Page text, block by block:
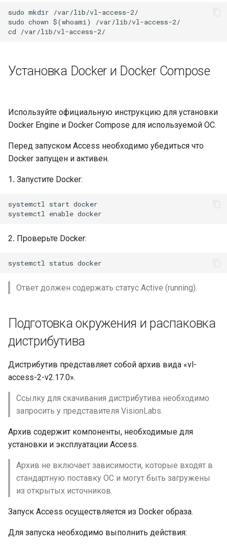
я
к
поставки
Логирование
Сервисы
СКУД Бастион
СКУД Gate
СКУД PERCo-Web
СКУД RusGuard
СКУД SALTO
СКУД Sigur
Интеграции без СКУД
Контроллеры
Пайплайны
[2.11.0] 04.07.2023
[2.9.0] 22.02.2023
[2.5.0] 21.10.2022
[2.4.2] 12.09.2022
sudo mkdir /var/lib/vl-access-2/
sudo chown $(whoami) /var/lib/vl-access-2/
Установка Docker и Docker Compose
Используйте официальную инструкцию для установки
Docker Engine и Docker Compose для используемой ОС.
Перед запуском Access необходимо убедиться что
Docker запущен и активен.
1․ Запустите Docker:
systemctl start docker
2․ Проверьте Docker:
Ответ должен содержать статус Active (running).
Подготовка окружения и распаковка
дистрибутива
Дистрибутив представляет собой архив вида «vl-
access-2-v2.17.0».
Ссылку для скачивания дистрибутива необходимо
запросить у представителя VisionLabs.
Архив содержит компоненты, необходимые для
установки и эксплуатации Access.
Архив не включает зависимости, которые входят в
стандартную поставку ОС и могут быть загружены
из открытых источников.
Запуск Access осуществляется из Docker образа.
Для запуска необходимо выполнить действия: